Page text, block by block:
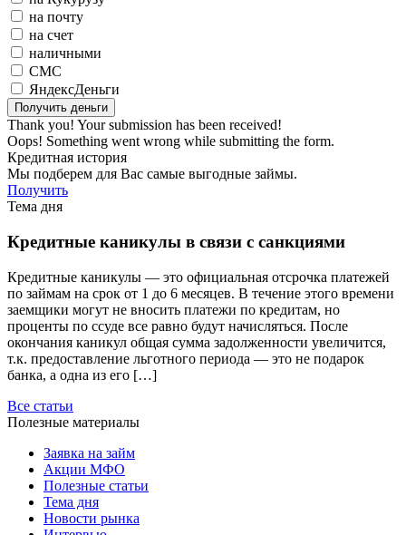
на почту
на счет
наличными
СМС
ЯндексДеньги
Thank you! Your submission has been received!
Oops! Something went wrong while submitting the form.
Кредитная история
Мы подберем для Вас самые выгодные займы.
Получить
Тема дня
Кредитные каникулы в связи с санкциями
Кредитные каникулы — это официальная отсрочка платежей
по займам на срок от 1 до 6 месяцев. В течение этого времени
заемщики могут не вносить платежи по кредитам, но
проценты по ссуде все равно будут начисляться. После
окончания каникул общая сумма задолженности увеличится,
т.к. предоставление льготного периода — это не подарок
банка, а одна из его […]
Все статьи
Полезные материалы
Заявка на займ
Акции МФО
Полезные статьи
Тема дня
Новости рынка